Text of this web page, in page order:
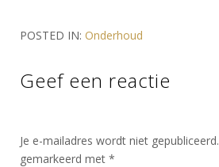
POSTED IN: Onderhoud
Geef een reactie
Je e-mailadres wordt niet gepubliceerd.
gemarkeerd met *